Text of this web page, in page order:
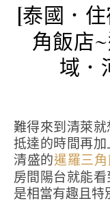
[泰國．
角飯店
域．
難得來到清萊就想看看這傳說中的金三角位置，
抵達的時間再
清盛的暹羅三
房間陽台就能
是相當有趣且特